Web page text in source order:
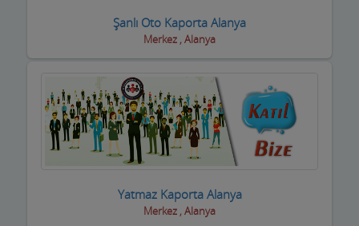
Mobilya Mağazaları
Motorsiklet Firmaları
Muhasebeciler SMMM
Müzik Aletleri ve kursları
Şanlı Oto Kaporta Alanya
Merkez , Alanya
Yatmaz Kaporta Alanya
Merkez , Alanya